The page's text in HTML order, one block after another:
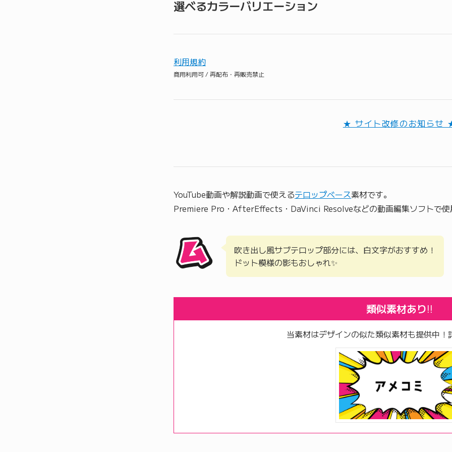
選べるカラーバリエーション
利用規約
商用利用可 / 再配布・再販売禁止
★ サイト改修のお知らせ
YouTube動画や解説動画で使えるテロップベース素材です。
Premiere Pro・AfterEffects・DaVinci Resolveなどの動画編集ソフトで使
吹き出し風サブテロップ部分には、白文字がおすすめ！
ドット模様の影もおしゃれ✨
類似素材あり!!
当素材はデザインの似た類似素材も提供中！